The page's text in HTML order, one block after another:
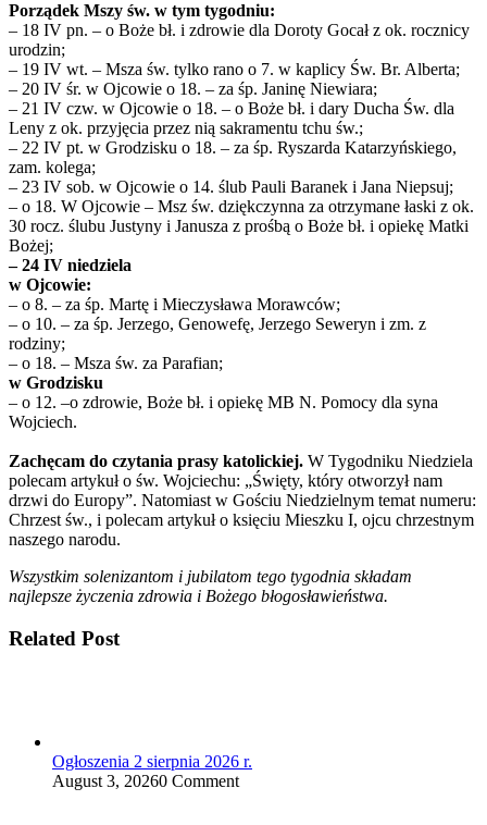
Porządek Mszy św. w tym tygodniu:
– 18 IV pn. – o Boże bł. i zdrowie dla Doroty Gocał z ok. rocznicy
urodzin;
– 19 IV wt. – Msza św. tylko rano o 7. w kaplicy Św. Br. Alberta;
– 20 IV śr. w Ojcowie o 18. – za śp. Janinę Niewiara;
– 21 IV czw. w Ojcowie o 18. – o Boże bł. i dary Ducha Św. dla
Leny z ok. przyjęcia przez nią sakramentu tchu św.;
– 22 IV pt. w Grodzisku o 18. – za śp. Ryszarda Katarzyńskiego,
zam. kolega;
– 23 IV sob. w Ojcowie o 14. ślub Pauli Baranek i Jana Niepsuj;
– o 18. W Ojcowie – Msz św. dziękczynna za otrzymane łaski z ok.
30 rocz. ślubu Justyny i Janusza z prośbą o Boże bł. i opiekę Matki
Bożej;
– 24 IV niedziela
w Ojcowie:
– o 8. – za śp. Martę i Mieczysława Morawców;
– o 10. – za śp. Jerzego, Genowefę, Jerzego Seweryn i zm. z
rodziny;
– o 18. – Msza św. za Parafian;
w Grodzisku
– o 12. –o zdrowie, Boże bł. i opiekę MB N. Pomocy dla syna
Wojciech.
Zachęcam do czytania prasy katolickiej. W Tygodniku Niedziela
polecam artykuł o św. Wojciechu: „Święty, który otworzył nam
drzwi do Europy”. Natomiast w Gościu Niedzielnym temat numeru:
Chrzest św., i polecam artykuł o księciu Mieszku I, ojcu chrzestnym
naszego narodu.
Wszystkim solenizantom i jubilatom tego tygodnia składam
najlepsze życzenia zdrowia i Bożego błogosławieństwa.
Related Post
Ogłoszenia 2 sierpnia 2026 r.
August 3, 20260 Comment